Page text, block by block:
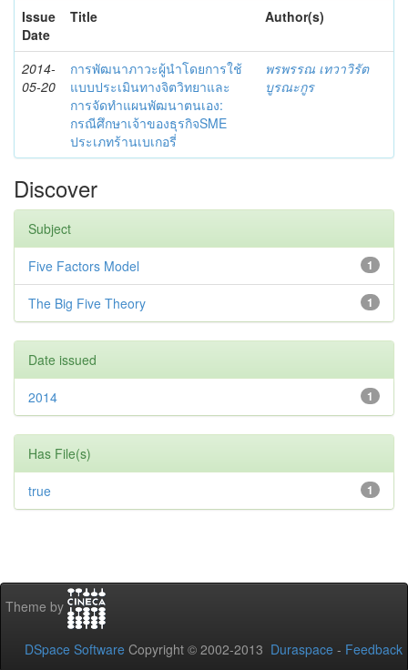
Issue
Date
Title Author(s)
2014-
05-20
การพัฒนาภาวะผู้นำโดยการใช้
แบบประเมินทางจิตวิทยาและ
การจัดทำแผนพัฒนาตนเอง:
กรณีศึกษาเจ้าของธุรกิจSME
ประเภทร้านเบเกอรี่
พรพรรณ เทวาวิรัต
บูรณะกูร
Discover
Subject
1
Five Factors Model
1
The Big Five Theory
Date issued
1
2014
Has File(s)
1
true
Theme by
DSpace Software Copyright © 2002-2013 Duraspace - Feedback